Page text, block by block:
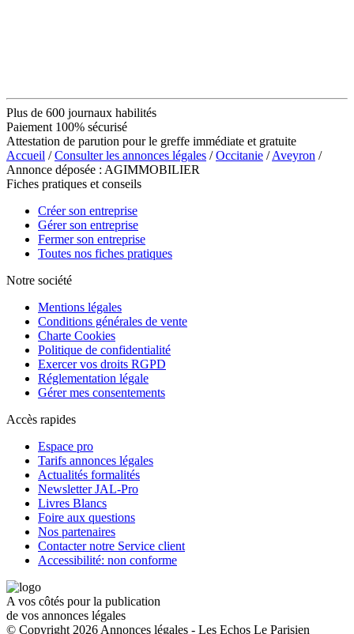
Plus de 600 journaux habilités
Paiement 100% sécurisé
Attestation de parution pour le greffe immédiate et gratuite
Accueil /Consulter les annonces légales /Occitanie /Aveyron /
Annonce déposée : AGIMMOBILIER
Fiches pratiques et conseils
Créer son entreprise
Gérer son entreprise
Fermer son entreprise
Toutes nos fiches pratiques
Notre société
Mentions légales
Conditions générales de vente
Charte Cookies
Politique de confidentialité
Exercer vos droits RGPD
Réglementation légale
Gérer mes consentements
Accès rapides
Espace pro
Tarifs annonces légales
Actualités formalités
Newsletter JAL-Pro
Livres Blancs
Foire aux questions
Nos partenaires
Contacter notre Service client
Accessibilité: non conforme
A vos côtés pour la publication
de vos annonces légales
© Copyright 2026 Annonces légales - Les Echos Le Parisien